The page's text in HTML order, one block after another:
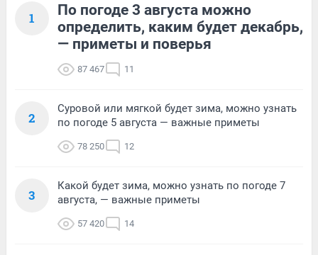
1
По погоде 3 августа можно
определить, каким будет декабрь,
— приметы и поверья
87 467 11
2
Суровой или мягкой будет зима, можно узнать
по погоде 5 августа — важные приметы
78 250 12
3
Какой будет зима, можно узнать по погоде 7
августа, — важные приметы
57 420 14